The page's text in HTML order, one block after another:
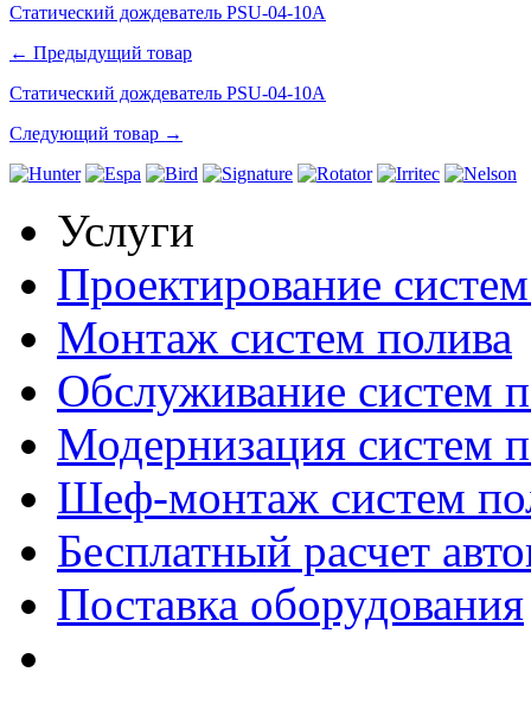
Статический дождеватель PSU-04-10A
← Предыдущий товар
Статический дождеватель PSU-04-10A
Следующий товар →
Услуги
Проектирование
Монтаж систем полива
Обслуживание систем
Модернизация систем
Шеф-монтаж систем
Бесплатный расчет
Поставка оборудования